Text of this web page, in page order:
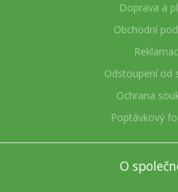
Doprava a
Obchodní
Odstoupení od
Ochrana
Poptávkový
O